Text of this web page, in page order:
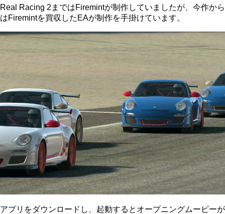
Real Racing 2まではFiremintが制作していましたが、今作から
はFiremintを買収したEAが制作を手掛けています。
アプリをダウンロードし、起動するとオープニングムービーが